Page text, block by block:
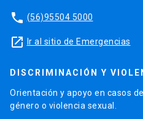
phone (56)95504 5000
launch Ir al sitio de Emergencias
DISCRIMINACIÓN Y
Orientación y apoyo en casos
género o violencia sexual.